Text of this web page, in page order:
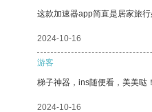
这款加速器app简直是居家旅
2024-10-16
游客
梯子神器，ins随便看，美美哒！
2024-10-16